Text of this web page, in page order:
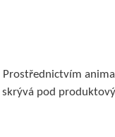
Prostřednictvím
pod